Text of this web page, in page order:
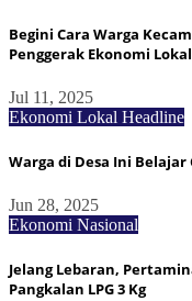
Begini Cara Warga
Penggerak Ekonomi
Jul 11, 2025
Ekonomi Lokal Headline
Warga di Desa Ini
Jun 28, 2025
Ekonomi Nasional
Jelang Lebaran,
Pangkalan LPG 3 Kg